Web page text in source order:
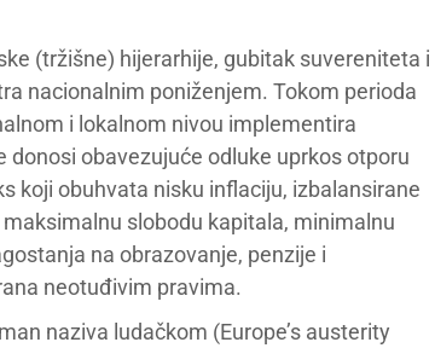
(tržišne) hijerarhije, gubitak suvereniteta i
nacionalnim poniženjem. Tokom perioda
i lokalnom nivou implementira
donosi obavezujuće odluke uprkos otporu
koji obuhvata nisku inflaciju, izbalansirane
slobodu kapitala, minimalnu
na obrazovanje, penzije i
neotuđivim pravima.
naziva ludačkom (Europe’s austerity